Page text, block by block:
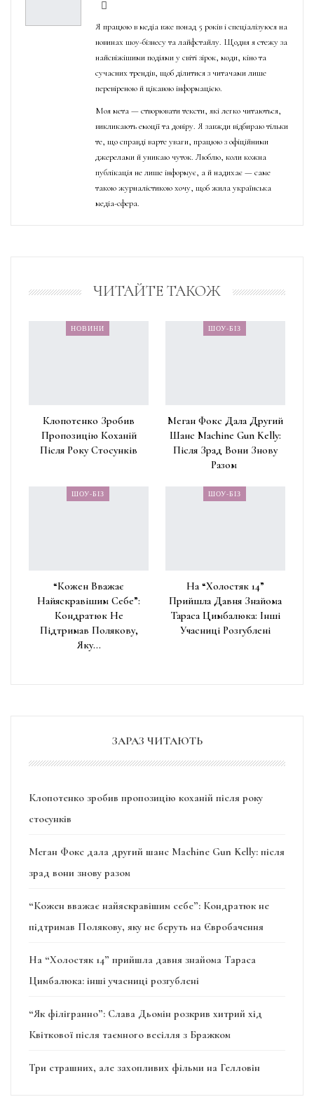
Я працюю в медіа вже понад 5 років і спеціалізуюся на
новинах шоу-бізнесу та лайфстайлу. Щодня я стежу за
найсвіжішими подіями у світі зірок, моди, кіно та
сучасних трендів, щоб ділитися з читачами лише
перевіреною й цікавою інформацією.
Моя мета — створювати тексти, які легко читаються,
викликають емоції та довіру. Я завжди відбираю тільки
те, що справді варте уваги, працюю з офіційними
джерелами й уникаю чуток. Люблю, коли кожна
публікація не лише інформує, а й надихає — саме
такою журналістикою хочу, щоб жила українська
медіа-сфера.
ЧИТАЙТЕ ТАКОЖ
НОВИНИ
Клопотенко Зробив
Пропозицію Коханій
Після Року Стосунків
ШОУ-БІЗ
Меган Фокс Дала Другий
Шанс Machine Gun Kelly:
Після Зрад Вони Знову
Разом
ШОУ-БІЗ
“Кожен Вважає
Найяскравішим Себе”:
Кондратюк Не
Підтримав Полякову,
Яку…
ШОУ-БІЗ
На “Холостяк 14”
Прийшла Давня Знайома
Тараса Цимбалюка: Інші
Учасниці Розгублені
ЗАРАЗ ЧИТАЮТЬ
Клопотенко зробив пропозицію коханій після року
стосунків
Меган Фокс дала другий шанс Machine Gun Kelly: після
зрад вони знову разом
“Кожен вважає найяскравішим себе”: Кондратюк не
підтримав Полякову, яку не беруть на Євробачення
На “Холостяк 14” прийшла давня знайома Тараса
Цимбалюка: інші учасниці розгублені
“Як філігранно”: Слава Дьомін розкрив хитрий хід
Квіткової після таємного весілля з Бражком
Три страшних, але захопливих фільми на Гелловін